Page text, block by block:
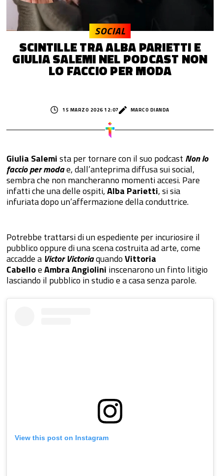
SCINTILLE TRA ALBA PARIETTI E
GIULIA SALEMI NEL PODCAST NON
LO FACCIO PER MODA
SOCIAL
15 MARZO 2026 12:07 MARCO DIANDA
Giulia Salemista per tornare con il suo podcast Non lo
faccio per modae, dall’anteprima diffusa sui social,
sembra che non mancheranno momenti accesi. Pare
infatti che una delle ospiti,Alba Parietti, si sia
infuriata dopo un’affermazione della conduttrice.
Potrebbe trattarsi di un espediente per incuriosire il
pubblico oppure di una scena costruita ad arte, come
accadde a Victor VictoriaquandoVittoria
CabelloeAmbra Angiolini inscenarono un finto litigio
lasciando il pubblico in studio e a casa senza parole.
View this post on Instagram